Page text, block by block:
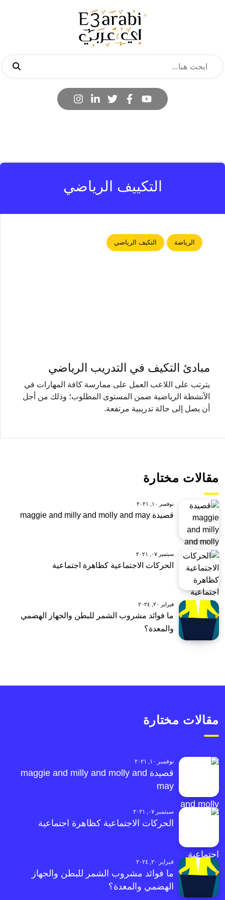
التكييف الرياضي
الرياضة التكيف الرياضي
مبادئ التكيف في التدريب الرياضي
يترتب على اللاعب العمل على ممارسة كافة المهارات في
الأنشطة الرياضية ضمن المستوى المطلوب؛ وذلك من أجل
أن يصل إلى حالة تدريبية مرتفعة.
مقالات مختارة
نوفمبر ١٠, ٢٠٢١
قصيدة maggie and milly and molly and may
سبتمبر ٠٧, ٢٠٢١
الحركات الاجتماعية كظاهرة اجتماعية
فبراير ٢٠, ٢٠٢٤
ما فوائد مشروب الشمر للبطن والجهاز الهضمي
والمعدة؟
مقالات مختارة
نوفمبر ١٠, ٢٠٢١
قصيدة maggie and milly and molly and
may
سبتمبر ٠٧, ٢٠٢١
الحركات الاجتماعية كظاهرة اجتماعية
فبراير ٢٠, ٢٠٢٤
ما فوائد مشروب الشمر للبطن والجهاز
الهضمي والمعدة؟